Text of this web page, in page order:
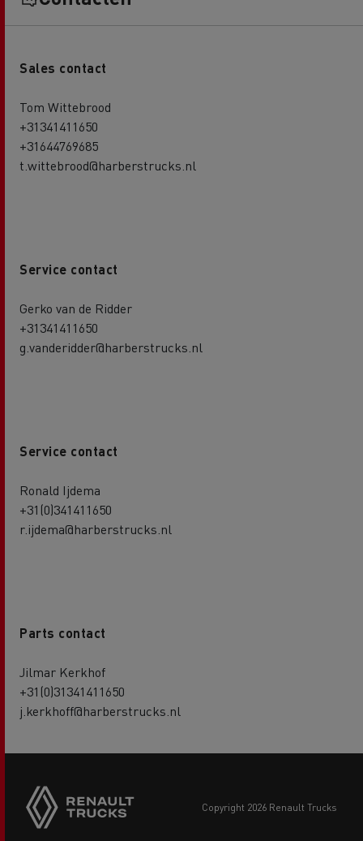
Sales contact
Tom Wittebrood
+31341411650
+31644769685
t.wittebrood@harberstrucks.nl
Service contact
Gerko van de Ridder
+31341411650
g.vanderidder@harberstrucks.nl
Service contact
Ronald Ijdema
+31(0)341411650
r.ijdema@harberstrucks.nl
Parts contact
Jilmar Kerkhof
+31(0)31341411650
j.kerkhoff@harberstrucks.nl
copyright 2026 Renault Trucks